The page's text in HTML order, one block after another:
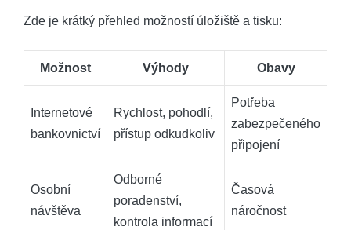
Zde ⁣je ⁣krátký⁤ přehled možností ⁤úložiště ​a tisku:
Možnost Výhody Obavy
Internetové
bankovnictví
Rychlost, ‍pohodlí,
přístup odkudkoliv
Potřeba
zabezpečeného
připojení
Osobní‌
návštěva
Odborné
poradenství,
‌kontrola‌ informací
Časová
náročnost